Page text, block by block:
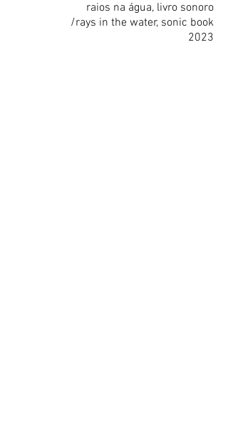
raios na água, livro sonoro
/rays in the water, sonic book
2023